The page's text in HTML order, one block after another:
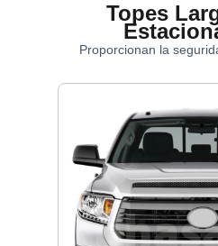
Topes
Proporcionan la